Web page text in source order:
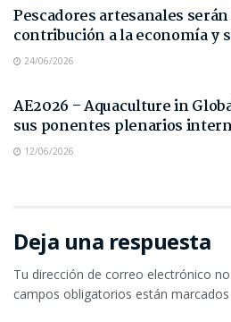
Pescadores artesanales
contribución a la economía y
24/06/2026
AE2026 – Aquaculture in
sus ponentes plenarios
12/06/2026
Deja una respuesta
Tu dirección de correo electrónico
campos obligatorios están